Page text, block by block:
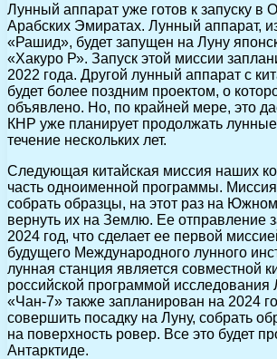
Лунный аппарат уже готов к запуску в
Арабских Эмиратах. Лунный аппарат,
«Рашид», будет запущен на Луну
«Хакуро Р». Запуск этой миссии
2022 года. Другой лунный аппарат с
будет более поздним проектом, о
объявлено. Но, по крайней мере, это
КНР уже планирует продолжать
течение нескольких лет.
Следующая китайская миссия наших
часть одноименной программы.
собрать образцы, на этот раз на
вернуть их на Землю. Ее отправление
2024 год, что сделает ее первой
будущего Международного лунного
лунная станция является совместной
российской программой
«Чан-7» также запланирован на 2024
совершить посадку на Луну, собрать
на поверхность ровер. Все это будет
Антарктиде.